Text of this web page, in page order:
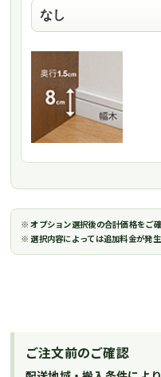
※ オプション選択後の合計価格をご確
※ 選択内容によっては追加料金が発生
ご注文前のご確認